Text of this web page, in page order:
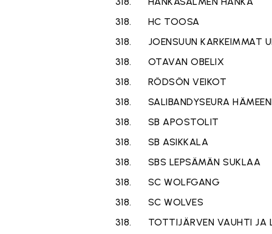
318.
HC TOOSA
318.
JOENSUUN KARKEIMMAT
318.
OTAVAN OBELIX
318.
RÖDSÖN VEIKOT
318.
SALIBANDYSEURA
318.
SB APOSTOLIT
318.
SB ASIKKALA
318.
SBS LEPSÄMÄN SUKLAA
318.
SC WOLFGANG
318.
SC WOLVES
318.
TOTTIJÄRVEN VAUHTI JA